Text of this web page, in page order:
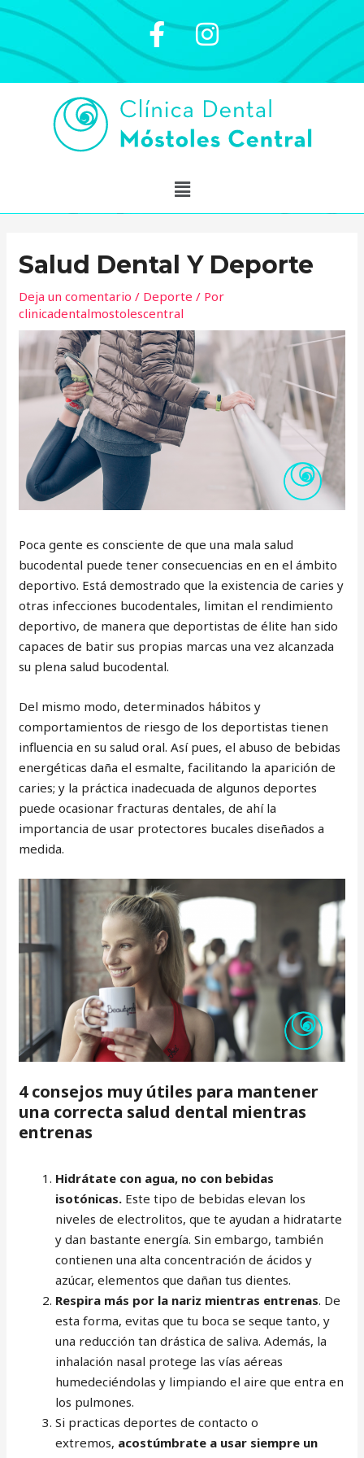
Salud Dental Y Deporte
Deja un comentario / Deporte / Por
clinicadentalmostolescentral
Poca gente es consciente de que una mala salud
bucodental puede tener consecuencias en en el ámbito
deportivo. Está demostrado que la existencia de caries y
otras infecciones bucodentales, limitan el rendimiento
deportivo, de manera que deportistas de élite han sido
capaces de batir sus propias marcas una vez alcanzada
su plena salud bucodental.
Del mismo modo, determinados hábitos y
comportamientos de riesgo de los deportistas tienen
influencia en su salud oral. Así pues, el abuso de bebidas
energéticas daña el esmalte, facilitando la aparición de
caries; y la práctica inadecuada de algunos deportes
puede ocasionar fracturas dentales, de ahí la
importancia de usar protectores bucales diseñados a
medida.
4 consejos muy útiles para mantener
una correcta salud dental mientras
entrenas
Hidrátate con agua, no con bebidas
isotónicas. Este tipo de bebidas elevan los
niveles de electrolitos, que te ayudan a hidratarte
y dan bastante energía. Sin embargo, también
contienen una alta concentración de ácidos y
azúcar, elementos que dañan tus dientes.
Respira más por la nariz mientras entrenas. De
esta forma, evitas que tu boca se seque tanto, y
una reducción tan drástica de saliva. Además, la
inhalación nasal protege las vías aéreas
humedeciéndolas y limpiando el aire que entra en
los pulmones.
Si practicas deportes de contacto o
extremos, acostúmbrate a usar siempre un